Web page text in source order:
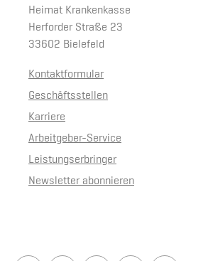
Heimat Krankenkasse
Herforder Straße 23
33602 Bielefeld
Kontaktformular
Geschäftsstellen
Karriere
Arbeitgeber-Service
Leistungserbringer
Newsletter abonnieren